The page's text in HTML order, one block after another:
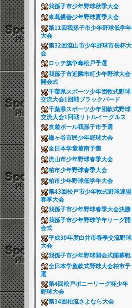
我孫子市少年野球秋季大会
東葛親善少年野球夏季大会
第11回我孫子市少年野球低学年
大会
第32回流山市少年野球市長杯大
会
ロッテ旗争奪松戸予選
我孫子市近隣市町少年野球大会
開会式
千葉県スポーツ少年団軟式野球
交流大会1回戦ブラックバード
千葉県スポーツ少年団軟式野球
交流大会1回戦リトルイーグルス
友遊ボール我孫子市予選
鎌ヶ谷市民少年野球大会
全日本学童葛南予選
流山市少年野球春季大会
柏市少年野球春季大会
柏市少年野球低学年大会
第43回松戸市少年軟式野球連盟
春季大会
我孫子市少年野球春季大会決勝
我孫子市少年野球学年リーグ開
会式
平成30年度白井市春季交流野球
大会
我孫子市少年野球開会式開幕戦
全日本学童軟式野球大会柏市予
選
第4回松戸ポニーリーグ杯少年
野球大会
第34回柏流さよなら大会